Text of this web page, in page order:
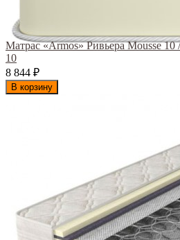
Матрас «Armos» Ривьера Mousse
10
8 844 ₽
В корзину